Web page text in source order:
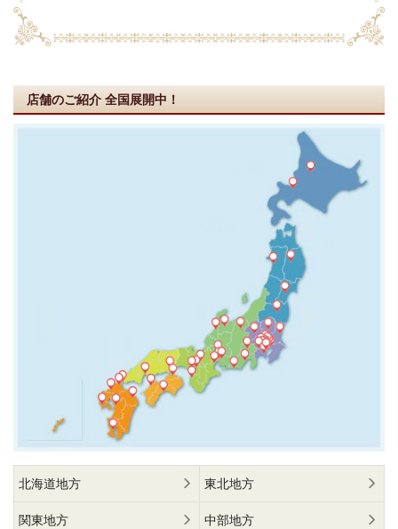
店舗のご紹介 全国展開中！
北海道地方 東北地方
関東地方 中部地方